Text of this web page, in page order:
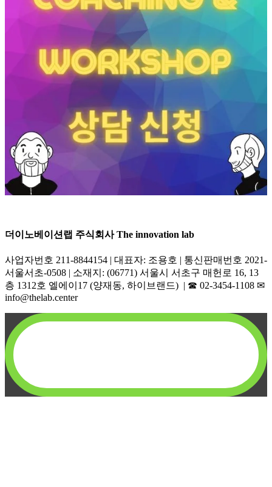
더이노베이션랩 주식회사 The innovation lab
사업자번호 211-8844154 | 대표자: 조용호 | 통신판매번호 2021-
서울서초-0508 | 소재지: (06771) 서울시 서초구 매헌로 16, 13
층 1312호 엘에이17 (양재동, 하이브랜드) | ☎︎ 02-3454-1108 ✉︎
info@thelab.center